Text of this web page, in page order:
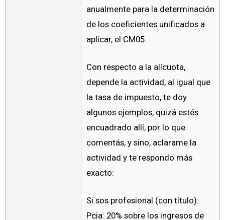
anualmente para la determinación
de los coeficientes unificados a
aplicar, el CM05.
Con respecto a la alícuota,
depende la actividad, al igual que
la tasa de impuesto, te doy
algunos ejemplos, quizá estés
encuadrado allí, por lo que
comentás, y sino, aclarame la
actividad y te respondo más
exacto:
Si sos profesional (con título):
Pcia: 20% sobre los ingresos de